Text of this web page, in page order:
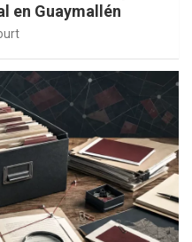
en Guaymallén